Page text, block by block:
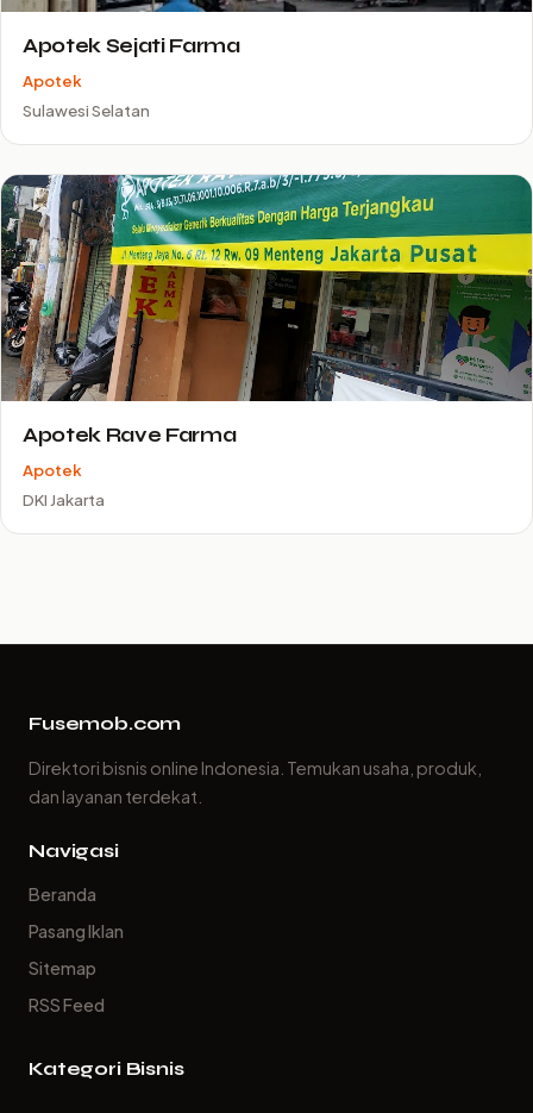
Apotek Sejati Farma
Apotek
Sulawesi Selatan
Apotek Rave Farma
Apotek
DKI Jakarta
Fusemob.com
Direktori bisnis online Indonesia. Temukan usaha, produk,
dan layanan terdekat.
Navigasi
Beranda
Pasang Iklan
Sitemap
RSS Feed
Kategori Bisnis